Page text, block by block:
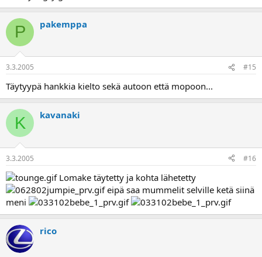
P pakemppa
3.3.2005 #15
Täytyypä hankkia kielto sekä autoon että mopoon...
K kavanaki
3.3.2005 #16
Lomake täytetty ja kohta lähetetty
eipä saa mummelit selville ketä siinä
meni
rico